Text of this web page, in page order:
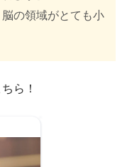
の領域がとても小
ら！